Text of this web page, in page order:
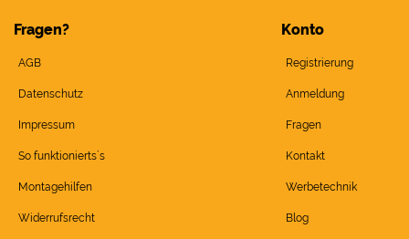
Fragen?
AGB
Datenschutz
Impressum
So funktionierts`s
Montagehilfen
Widerrufsrecht
Konto
Registrierung
Anmeldung
Fragen
Kontakt
Werbetechnik
Blog